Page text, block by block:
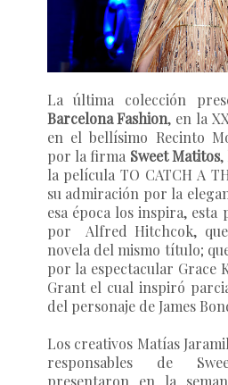
La última colección
Barcelona Fashion, en la
en el bellísimo Recinto
por la firma Sweet Matitos,
la películaTO CATCH A
su admiración por la
esa época los inspira,
por Alfred Hitchcok, que
novela del mismo título;
por la espectacular Grace
Grant el cual inspiró
del personaje de James
Los creativos Matías
responsables de
presentaron en la